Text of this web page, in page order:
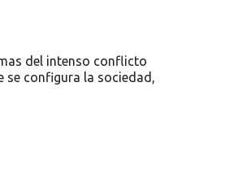
del intenso conflicto
se configura la sociedad,